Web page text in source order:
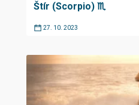
Štír (Scorpio) ♏︎
27. 10. 2023